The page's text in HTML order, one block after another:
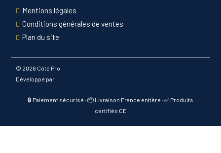
Mentions légales
Conditions générales de ventes
Plan du site
© 2026 Côté Pro
Développé par
🔒 Paiement sécurisé · 📦 Livraison France entière · ✅ Produits
certifiés CE